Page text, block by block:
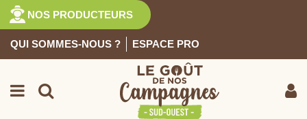
NOS PRODUCTEURS
QUI SOMMES-NOUS ? ESPACE PRO
EPICERIE SUCRÉE